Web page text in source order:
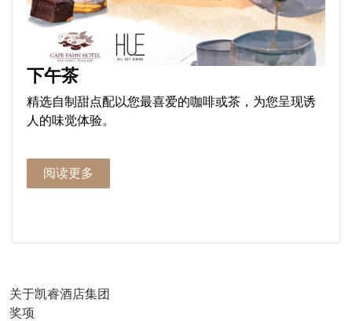
下午茶
精选自制甜点配以您最喜爱的咖啡或茶，为您呈现诱
人的味觉体验。
阅读更多
关于凯睿酒店集团
奖项